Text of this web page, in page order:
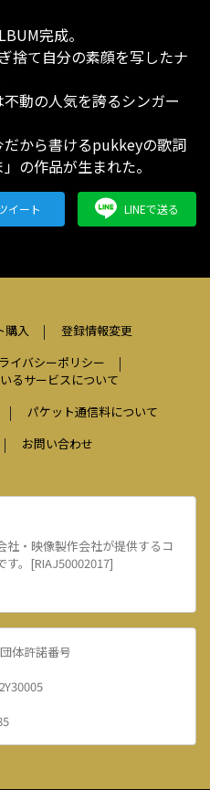
完成。
捨て自分の素顔を写したナ
動の人気を誇るシンガー
から書けるpukkeyの歌詞
の作品が生まれた。
イート LINEで送る
購入
登録情報変更
イバシーポリシー
るサービスについて
パケット通信料について
お問い合わせ
社・映像製作会社が提供するコ
す。[RIAJ50002017]
体許諾番号